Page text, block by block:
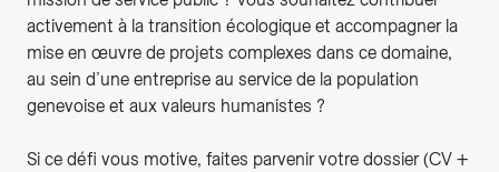
activement à la transition écologique et accompagner la
mise en œuvre de projets complexes dans ce domaine,
au sein d’une entreprise au service de la population
genevoise et aux valeurs humanistes ?
Si ce défi vous motive, faites parvenir votre dossier (CV +